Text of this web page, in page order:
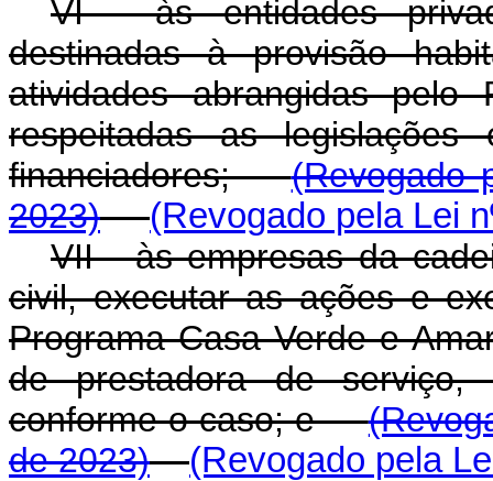
VI - às entidades
destinadas à provisão
atividades abrangidas pelo
respeitadas as legislações
financiadores;(Revogado
2023)
(Revogado pela Lei
VII - às empresas da
civil, executar as ações e
Programa Casa Verde e
de prestadora de serviço,
conforme o caso; e
de 2023)
(Revogado pela